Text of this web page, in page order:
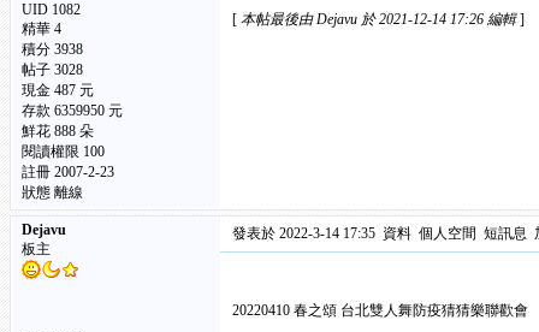
UID 1082
精華 4
積分 3938
帖子 3028
現金 487 元
存款 6359950 元
鮮花 888 朵
閱讀權限 100
註冊 2007-2-23
狀態 離線
[本帖最後由 Dejavu 於 2021-12-14 17:26 編輯]
Dejavu
板主
發表於 2022-3-14 17:35 資料 個人空間 短訊息
20220410 春之頌 台北雙人舞防疫猜猜樂聯歡會